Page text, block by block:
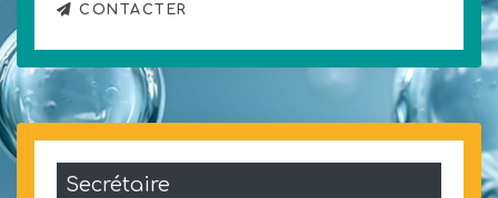
CONTACTER
Secrétaire